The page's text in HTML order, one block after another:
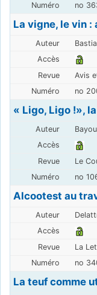
no
La vigne, le vin
Avis
no
« Ligo, Ligo !»,
Le
no
Alcootest au
La
no
La teuf comme